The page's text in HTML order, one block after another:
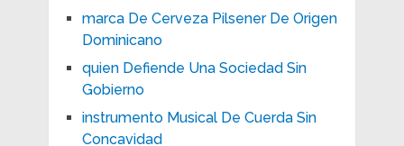
marca De Cerveza Pilsener De Origen
Dominicano
quien Defiende Una Sociedad Sin
Gobierno
instrumento Musical De Cuerda Sin
Concavidad